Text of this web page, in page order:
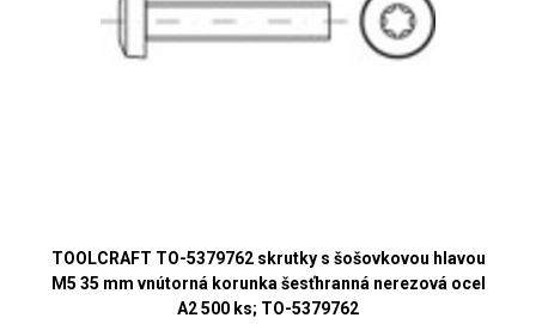
TOOLCRAFT TO-5379762 skrutky s šošovkovou hlavou
M5 35 mm vnútorná korunka šesťhranná nerezová ocel
A2 500 ks; TO-5379762